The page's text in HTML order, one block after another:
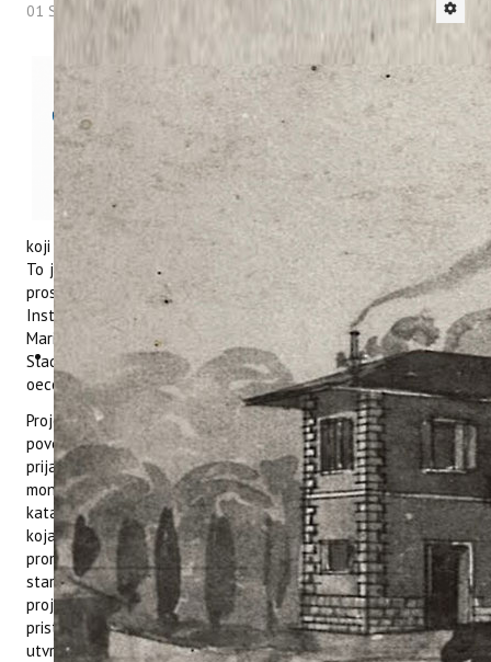
01 Srpanj 2026
Stoljetna kruška kod jame Baredine,
monumentalni orah u Kužinićima,
stara maslina na Brijunima, badem u
Funtani i oskoruša na Stanciji
Bružada na prvi pogled pričaju priče
o ljudima, krajoliku i vremenu koje je
prošlo. No u njihovim krošnjama, na
listovima, u tlu oko korijena i u zraku
koji ih okružuje odvija se još jedna, mnogo manje vidljiva priča.
To je priča o brojnim organizmima kojima stara stabla pružaju
prostor za život. Upravo taj skriveni svijet istražuje projekt
Instituta za poljoprivredu i turizam u Poreču, koji vodi dr. sc.
Marin Krapac. U projektnom timu sudjeluju i dr. sc. Barbara
Sladonja, dr. sc. Danijela Poljuha, Mirela Uzelac Božac, mag.
oecol., i Natalyie Milovan, mag. varst. nar.
Projekt se nadovezuje na ranija istraživanja i aktivnosti
povezane s katalogom najstabala Istre, u koji su građani
prijavljivali stabla s potencijalom da budu prepoznata kao
monumentalna, vrednovana i zaštićena. Nakon izrade
kataloga uslijedio je projekt u kojem je odabrano pet stabala
koja su dodatno istražena i predstavljena javnosti kroz
promotivne materijale. Cilj je bio popularizirati vrijednost
starih hrastova, cedrova i lipa koje se nalaze širom Istre. Novi
projekt predstavlja nastavak te priče, ali starim stablima
pristupa uz pomoć okolišne DNA, relativno nove metode za
utvrđivanje bioraznolikosti u različitim ekosustavima.